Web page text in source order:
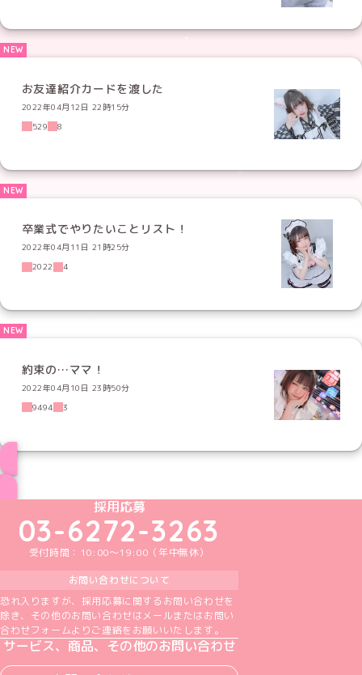
お友達紹介カードを渡した
2022年04月12日 22時15分
529
8
卒業式でやりたいことリスト！
2022年04月11日 21時25分
2022
4
約束の…ママ！
2022年04月10日 23時50分
9494
3
めいどりーみんTikTok公式アカウント
めいどりーみんX公式アカウント
めいどりーみんInstagram公式アカウント
めいどりーみんFacebook公式アカウン
めいどりーみんYouTube公式アカ
採用応募
03-6272-3263
受付時間：10:00～19:00（年中無休）
お問い合わせについて
恐れ入りますが、採用応募に関するお問い合わせを
除き、その他のお問い合わせはメールまたはお問い
合わせフォームよりご連絡をお願いいたします。
サービス、商品、その他のお問い合わせ